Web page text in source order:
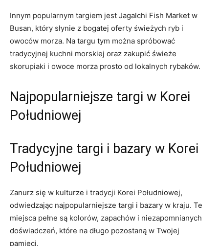
Innym popularnym targiem ​jest Jagalchi ‌Fish‌ Market w
Busan, który słynie ‍z bogatej⁣ oferty ⁢świeżych⁢ ryb i
owoców morza. Na targu tym ‌można spróbować⁤
tradycyjnej kuchni morskiej oraz zakupić świeże
skorupiaki i ‌owoce⁤ morza prosto ‌od lokalnych rybaków.
Najpopularniejsze targi w Korei
Południowej
Tradycyjne targi ‌i bazary w Korei
Południowej
Zanurz​ się w kulturze ‍i tradycji Korei Południowej,
odwiedzając najpopularniejsze targi ⁤i bazary w kraju.‍ Te
miejsca pełne są⁤ kolorów, zapachów i‍ niezapomnianych
doświadczeń, które na długo pozostaną w Twojej
pamięci.